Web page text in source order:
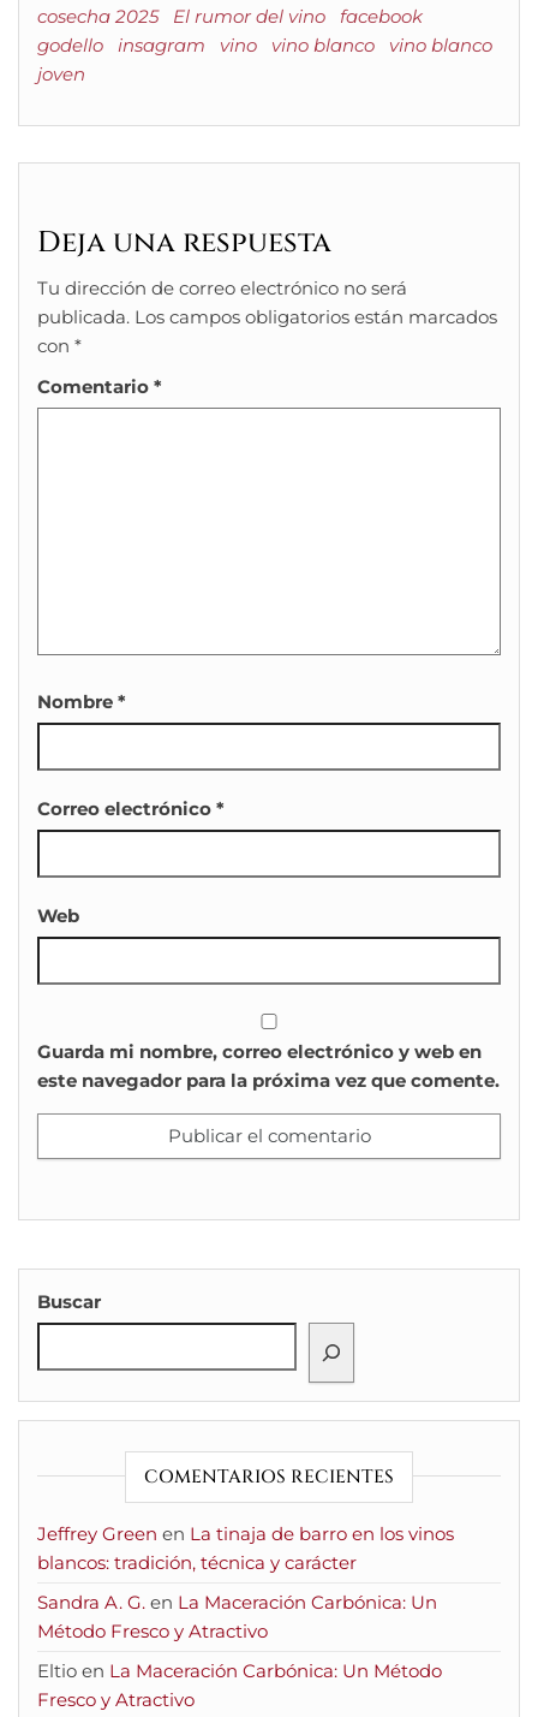
cosecha 2025
El rumor del vino
facebook
godello
insagram vino vino blanco
vino blanco
joven
Deja una respuesta
Tu dirección de correo electrónico no será
publicada. Los campos obligatorios están marcados
con *
Comentario *
Nombre *
Correo electrónico *
Web
Guarda mi nombre, correo electrónico y web en
este navegador para la próxima vez que comente.
Buscar
COMENTARIOS RECIENTES
Jeffrey Green en La tinaja de barro en los vinos
blancos: tradición, técnica y carácter
Sandra A. G. en La Maceración Carbónica: Un
Método Fresco y Atractivo
Eltio en La Maceración Carbónica: Un Método
Fresco y Atractivo